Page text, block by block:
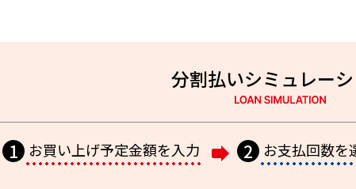
分割払いシミュレー
1 お買い上げ予定金額を入力 2 お支払回数を